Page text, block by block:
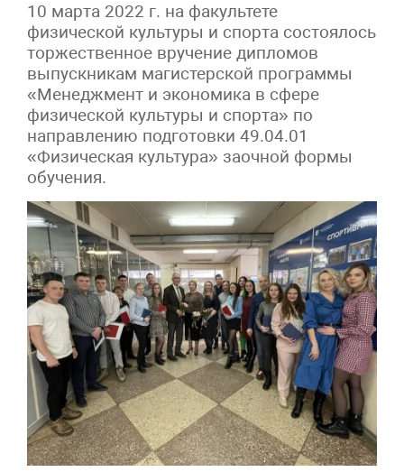
10 марта 2022 г. на факультете
физической культуры и спорта состоялось
торжественное вручение дипломов
выпускникам магистерской программы
«Менеджмент и экономика в сфере
физической культуры и спорта» по
направлению подготовки 49.04.01
«Физическая культура» заочной формы
обучения.